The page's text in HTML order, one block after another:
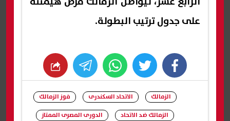
على جدول ترتيب البطولة.
facebook
twitter
whats
الزمالك الاتحاد السكندرى
فوز الزمالك
الزمالك ضد الاتحاد
الدورى المصرى الممتاز